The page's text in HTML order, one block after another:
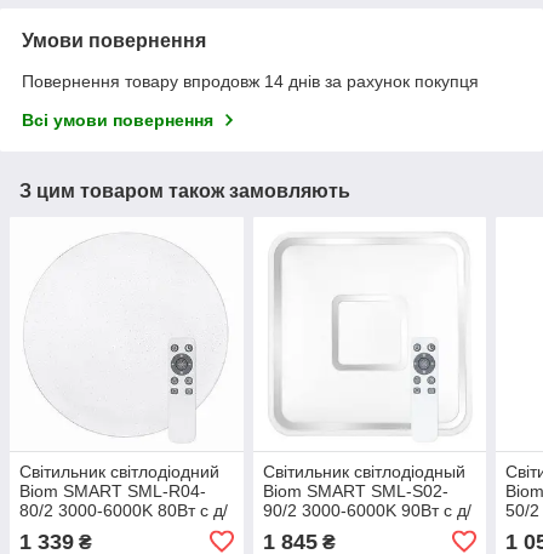
Умови повернення
Повернення товару впродовж 14 днів за рахунок покупця
Всі умови повернення
З цим товаром також замовляють
Світильник світлодіодний
Biom SMART SML-R04-
80/2 3000-6000K 80Вт с д/
1 339 ₴
Світильник світлодіодный
Biom SMART SML-S02-
90/2 3000-6000K 90Вт с д/
1 845₴
50/2
1